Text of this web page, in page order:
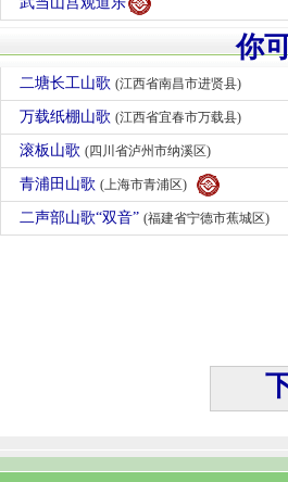
你
二塘长工山歌 (江西省南昌市进贤县)
万载纸棚山歌 (江西省宜春市万载县)
滚板山歌 (四川省泸州市纳溪区)
青浦田山歌 (上海市青浦区)
二声部山歌“双音” (福建省宁德市蕉城区)